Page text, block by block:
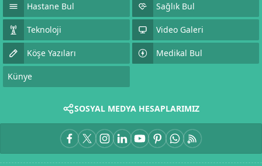
Hastane Bul Sağlık Bul
Teknoloji Video Galeri
Köşe Yazıları Medikal Bul
Künye
SOSYAL MEDYA HESAPLARIMIZ